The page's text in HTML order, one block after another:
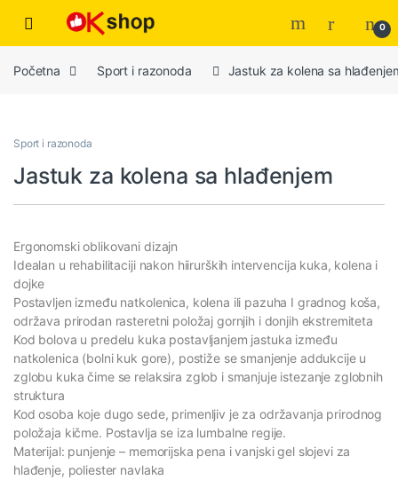
0
Početna Sport i razonoda Jastuk za kolena sa
Sport i razonoda
Jastuk za kolena sa hlađenjem
Ergonomski oblikovani dizajn
Idealan u rehabilitaciji nakon hiirurških intervencija kuka, kolena i
dojke
Postavljen između natkolenica, kolena ili pazuha I gradnog koša,
održava prirodan rasteretni položaj gornjih i donjih ekstremiteta
Kod bolova u predelu kuka postavljanjem jastuka između
natkolenica (bolni kuk gore), postiže se smanjenje addukcije u
zglobu kuka čime se relaksira zglob i smanjuje istezanje zglobnih
struktura
Kod osoba koje dugo sede, primenljiv je za održavanja prirodnog
položaja kičme. Postavlja se iza lumbalne regije.
Materijal: punjenje – memorijska pena i vanjski gel slojevi za
hlađenje, poliester navlaka